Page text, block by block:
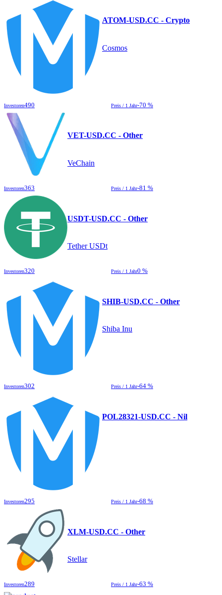
ATOM-USD.CC - Crypto
Cosmos
Investoren490 Preis / 1 Jahr-70 %
VET-USD.CC - Other
VeChain
Investoren363 Preis / 1 Jahr-81 %
USDT-USD.CC - Other
Tether USDt
Investoren320 Preis / 1 Jahr0 %
SHIB-USD.CC - Other
Shiba Inu
Investoren302 Preis / 1 Jahr-64 %
POL28321-USD.CC - Nil
Investoren295 Preis / 1 Jahr-68 %
XLM-USD.CC - Other
Stellar
Investoren289 Preis / 1 Jahr-63 %